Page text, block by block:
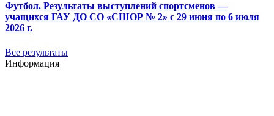
Футбол. Результаты выступлений спортсменов —
учащихся ГАУ ДО СО «СШОР № 2» с 29 июня по 6 июля
2026 г.
Все результаты
Информация